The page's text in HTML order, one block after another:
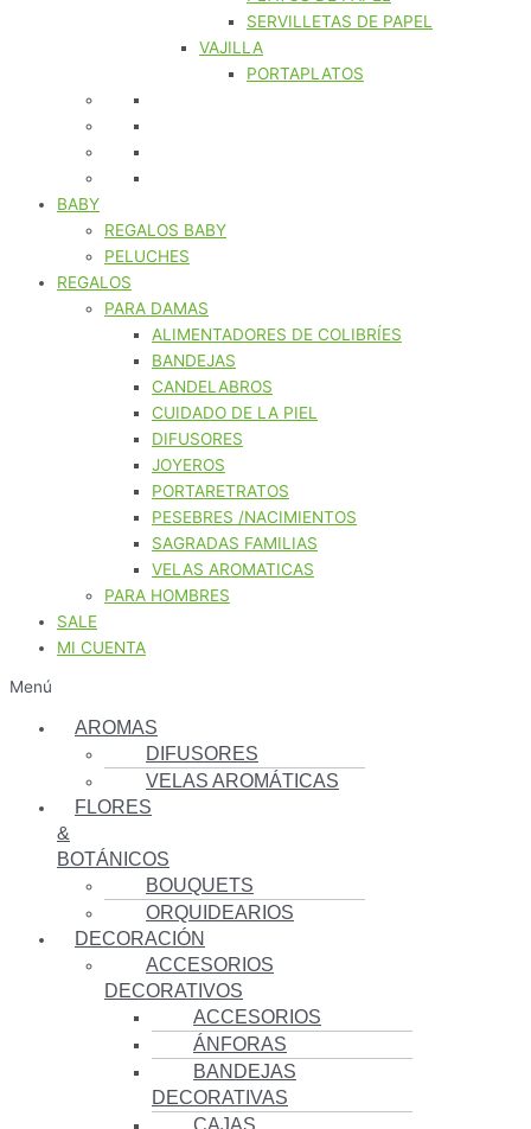
SERVILLETAS DE PAPEL
VAJILLA
PORTAPLATOS
BABY
REGALOS BABY
PELUCHES
REGALOS
PARA DAMAS
ALIMENTADORES DE COLIBRÍES
BANDEJAS
CANDELABROS
CUIDADO DE LA PIEL
DIFUSORES
JOYEROS
PORTARETRATOS
PESEBRES /NACIMIENTOS
SAGRADAS FAMILIAS
VELAS AROMATICAS
PARA HOMBRES
SALE
MI CUENTA
Menú
AROMAS
DIFUSORES
VELAS AROMÁTICAS
FLORES
&
BOTÁNICOS
BOUQUETS
ORQUIDEARIOS
DECORACIÓN
ACCESORIOS
DECORATIVOS
ACCESORIOS
ÁNFORAS
BANDEJAS
DECORATIVAS